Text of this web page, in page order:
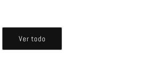
Ver todo